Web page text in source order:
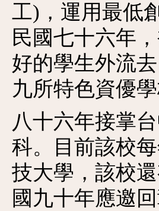
工)，運用最低
民國七十六年
好的學生外流
九所特色資優
八十六年接掌
科。目前該校
技大學，該校
國九十年應邀